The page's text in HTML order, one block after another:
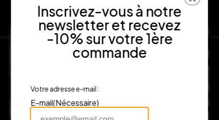
Inscrivez-vous à notre
newsletter et recevez
-10% sur votre 1ère
commande
Votre adresse e-mail :
E-mail(Nécessaire)